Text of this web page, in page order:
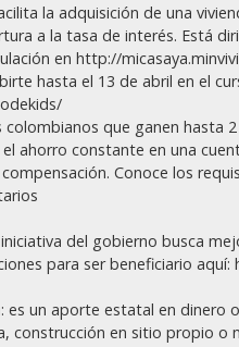
la adquisición de una
a la tasa de interés. Está
en http://
hasta el 13 de abril en el
que ganen hasta
ahorro constante en una
compensación. Conoce los
del gobierno busca
para ser beneficiario
es un aporte estatal en
construcción en sitio propio